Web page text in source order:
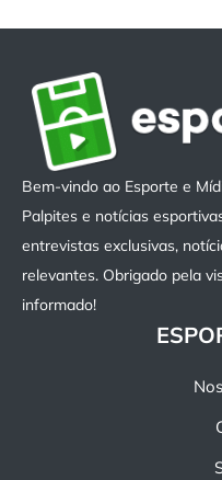
Bem-vindo ao Esporte e
Palpites e notícias
entrevistas exclusivas,
relevantes. Obrigado pela
informado!